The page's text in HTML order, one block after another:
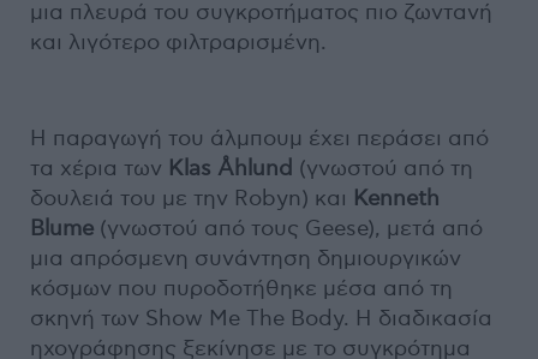
μια πλευρά του συγκροτήματος πιο ζωντανή
και λιγότερο φιλτραρισμένη.
Η παραγωγή του άλμπουμ έχει περάσει από
τα χέρια των Klas Åhlund (γνωστού από τη
δουλειά του με την Robyn) και Kenneth
Blume (γνωστού από τους Geese), μετά από
μια απρόσμενη συνάντηση δημιουργικών
κόσμων που πυροδοτήθηκε μέσα από τη
σκηνή των Show Me The Body. Η διαδικασία
ηχογράφησης ξεκίνησε με το συγκρότημα